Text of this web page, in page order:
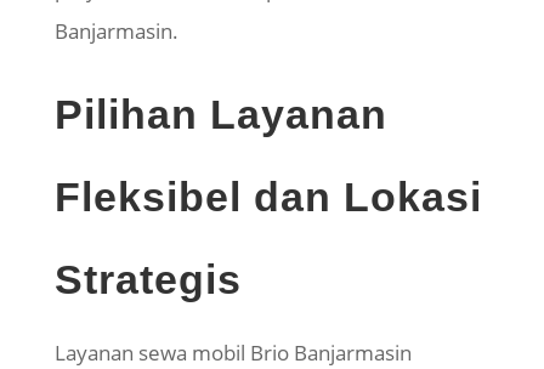
Banjarmasin.
Pilihan Layanan
Fleksibel dan Lokasi
Strategis
Layanan sewa mobil Brio Banjarmasin